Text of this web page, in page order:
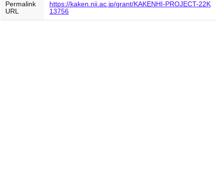
Permalink
URL
https://kaken.nii.ac.jp/grant/KAKENHI-PROJECT-22K
13756